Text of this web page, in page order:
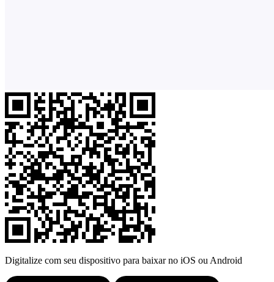
Digitalize com seu dispositivo para baixar no iOS ou Android